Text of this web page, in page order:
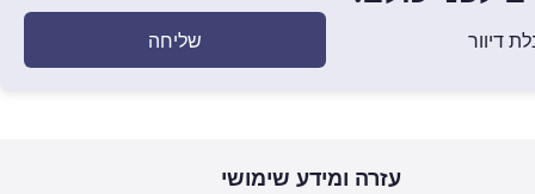
דיוור שליחה
עזרה ומידע שימושי